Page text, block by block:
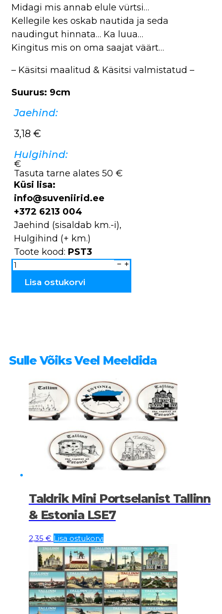
Midagi mis annab elule vürtsi…
Kellegile kes oskab nautida ja seda
naudingut hinnata… Ka luua…
Kingitus mis on oma saajat väärt…
– Käsitsi maalitud & Käsitsi valmistatud –
Suurus: 9cm
Jaehind:
3,18 €
Hulgihind:
€
Tasuta tarne alates 50 €
Küsi lisa:
info@suveniirid.ee
+372 6213 004
Jaehind (sisaldab km.-i),
Hulgihind (+ km.)
Toote kood: PST3
Maitseainete
topsid
tk.
kogusLisa ostukorvi
Sulle Võiks Veel Meeldida
Taldrik Mini Portselanist Tallinn
& Estonia LSE7
2,35 € Lisa ostukorvi